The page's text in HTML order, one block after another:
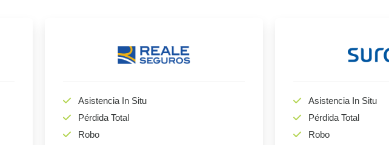
Asistencia In Situ
Pérdida Total
Robo
Asistencia In Situ
Pérdida Total
Robo